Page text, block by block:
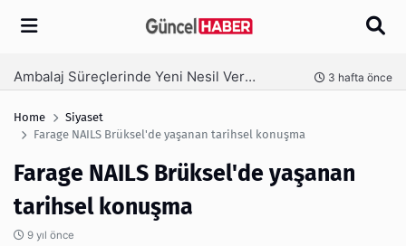
Arama
Ambalaj Süreçlerinde Yeni Nesil Verimliliği Olimpack ile Yakalayın 3 hafta önce
Home
Siyaset
Farage NAILS Brüksel'de yaşanan tarihsel konuşma
Farage NAILS Brüksel'de yaşanan
tarihsel konuşma
9 yıl önce